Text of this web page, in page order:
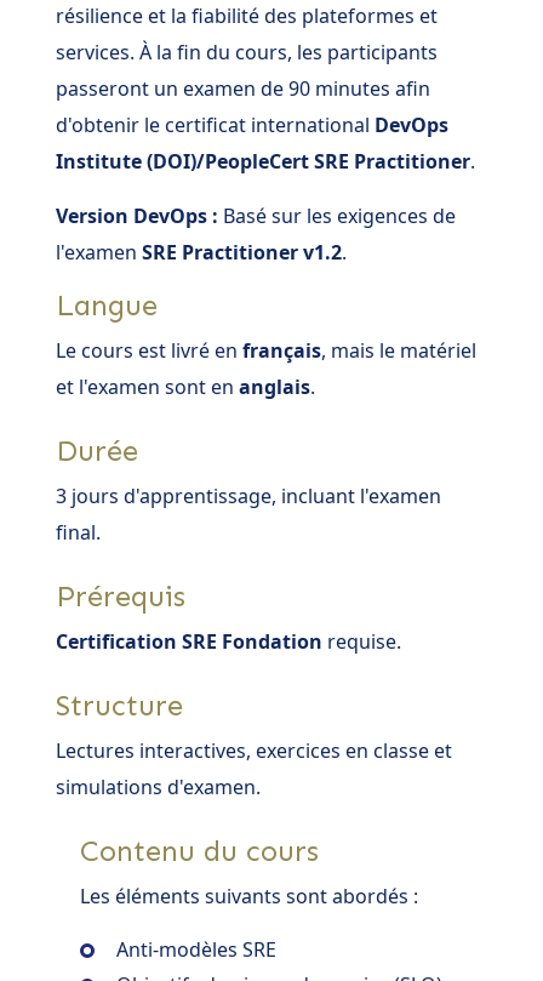
résilience et la fiabilité des plateformes et
services. À la fin du cours, les participants
passeront un examen de 90 minutes afin
d'obtenir le certificat international DevOps
Institute (DOI)/PeopleCert SRE Practitioner.
Version DevOps : Basé sur les exigences de
l'examen SRE Practitioner v1.2.
Langue
Le cours est livré en français, mais le matériel
et l'examen sont en anglais.
Durée
3 jours d'apprentissage, incluant l'examen
final.
Prérequis
Certification SRE Fondation requise.
Structure
Lectures interactives, exercices en classe et
simulations d'examen.
Contenu du cours
Les éléments suivants sont abordés :
Anti-modèles SRE